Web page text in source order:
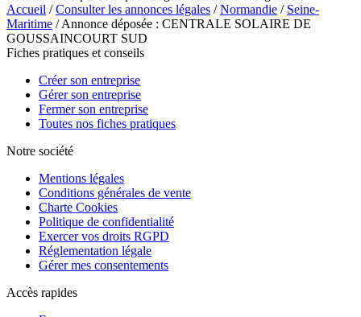
Accueil /Consulter les annonces légales /Normandie / Seine-
Maritime / Annonce déposée : CENTRALE SOLAIRE DE
GOUSSAINCOURT SUD
Fiches pratiques et conseils
Créer son entreprise
Gérer son entreprise
Fermer son entreprise
Toutes nos fiches pratiques
Notre société
Mentions légales
Conditions générales de vente
Charte Cookies
Politique de confidentialité
Exercer vos droits RGPD
Réglementation légale
Gérer mes consentements
Accès rapides